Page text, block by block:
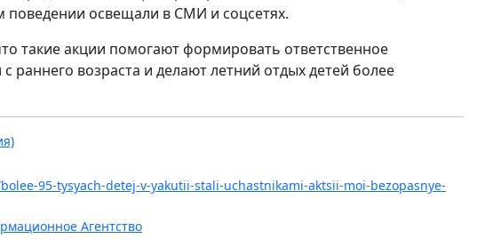
освещали в СМИ и соцсетях.
такие акции помогают формировать ответственное
раннего возраста и делают летний отдых детей более
95-tysyach-detej-v-yakutii-stali-uchastnikami-aktsii-moi-bezopasnye-
Агентство